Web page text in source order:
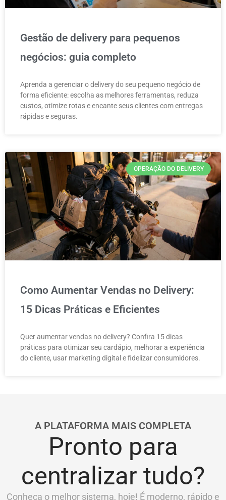
Gestão de delivery para pequenos
negócios: guia completo
Aprenda a gerenciar o delivery do seu pequeno negócio de
forma eficiente: escolha as melhores ferramentas, reduza
custos, otimize rotas e encante seus clientes com entregas
rápidas e seguras.
OPERAÇÃO DO DELIVERY
Como Aumentar Vendas no Delivery:
15 Dicas Práticas e Eficientes
Quer aumentar vendas no delivery? Confira 15 dicas
práticas para otimizar seu cardápio, melhorar a experiência
do cliente, usar marketing digital e fidelizar consumidores.
A PLATAFORMA MAIS COMPLETA
Pronto para
centralizar tudo?
Conheça o melhor sistema, hoje! É moderno, rápido e